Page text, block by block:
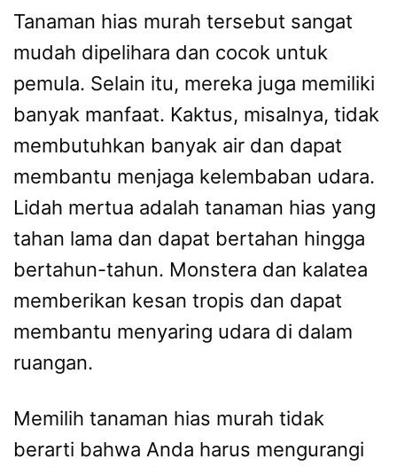
Tanaman hias murah tersebut sangat
mudah dipelihara dan cocok untuk
pemula. Selain itu, mereka juga memiliki
banyak manfaat. Kaktus, misalnya, tidak
membutuhkan banyak air dan dapat
membantu menjaga kelembaban udara.
Lidah mertua adalah tanaman hias yang
tahan lama dan dapat bertahan hingga
bertahun-tahun. Monstera dan kalatea
memberikan kesan tropis dan dapat
membantu menyaring udara di dalam
ruangan.
Memilih tanaman hias murah tidak
berarti bahwa Anda harus mengurangi